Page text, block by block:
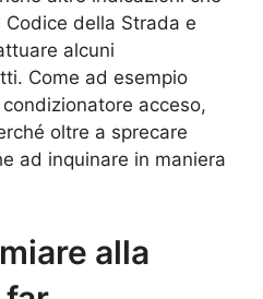
della Strada e
alcuni
Come ad esempio
acceso,
oltre a sprecare
ad inquinare in maniera
alla